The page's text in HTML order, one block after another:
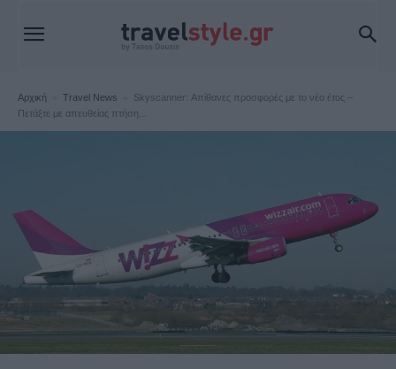
Αρχική Travel News
Skyscanner: Απίθανες προσφορές με το νέο έτος –
Πετάξτε με απευθείας πτήση...
Travel News